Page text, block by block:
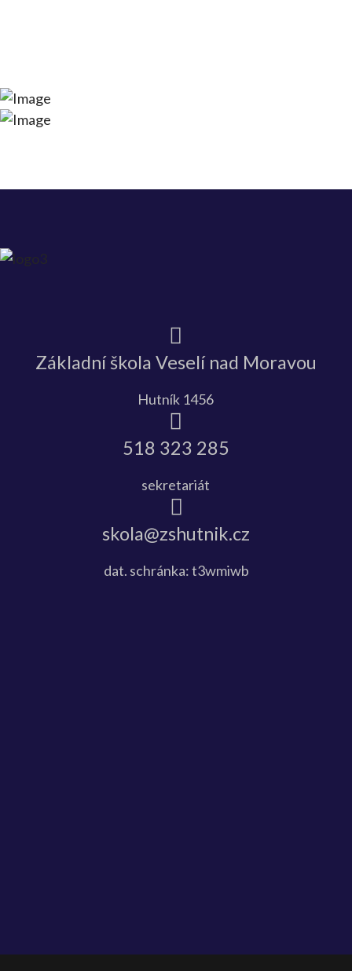
Základní škola Veselí nad Moravou
Hutník 1456
518 323 285
sekretariát
skola@zshutnik.cz
dat. schránka: t3wmiwb